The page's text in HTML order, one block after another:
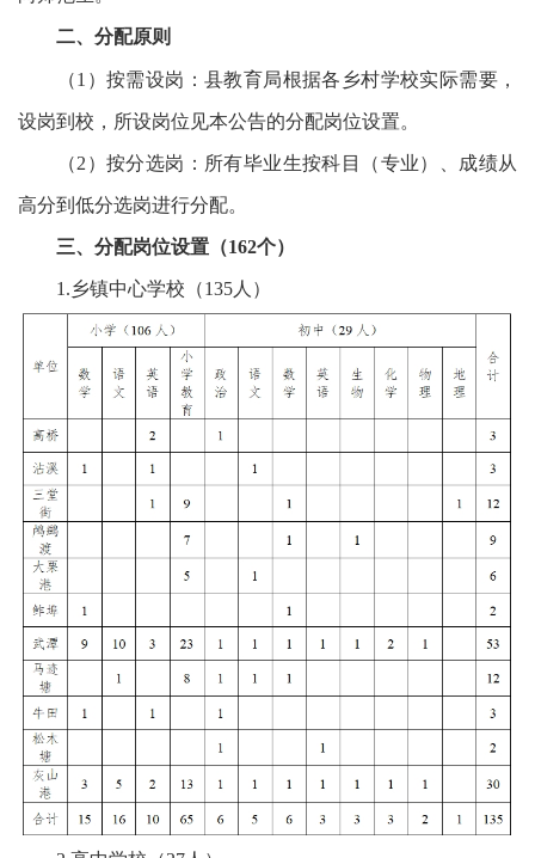
二、分配原则
（1）按需设岗：县教育局根据各乡村学校实际需要，
设岗到校，所设岗位见本公告的分配岗位设置。
（2）按分选岗：所有毕业生按科目（专业）、成绩从
高分到低分选岗进行分配。
三、分配岗位设置（162个）
1.乡镇中心学校（135人）